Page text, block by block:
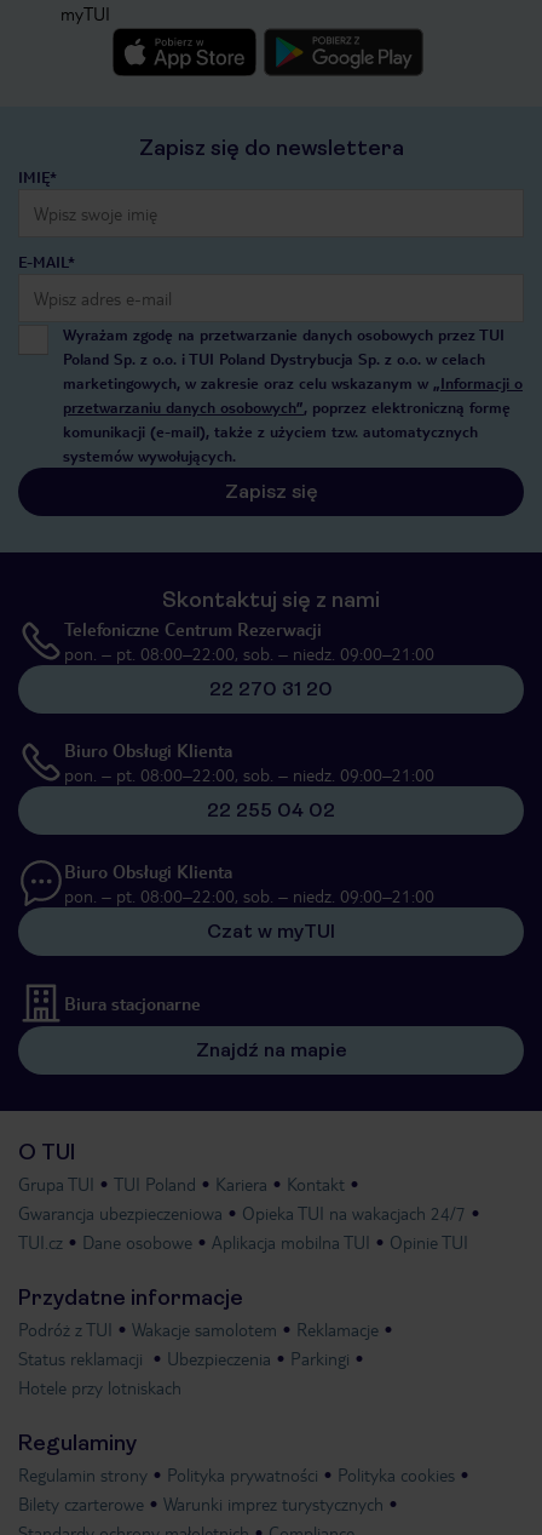
myTUI
Zapisz się do newslettera
IMIĘ*
E-MAIL*
Wyrażam zgodę na przetwarzanie danych osobowych przez TUI
Poland Sp. z o.o. i TUI Poland Dystrybucja Sp. z o.o. w celach
marketingowych, w zakresie oraz celu wskazanym w „Informacji o
przetwarzaniu danych osobowych”, poprzez elektroniczną formę
komunikacji (e-mail), także z użyciem tzw. automatycznych
systemów wywołujących.
Zapisz się
Skontaktuj się z nami
Telefoniczne Centrum Rezerwacji
pon. – pt. 08:00–22:00, sob. – niedz. 09:00–21:00
22 270 31 20
Biuro Obsługi Klienta
pon. – pt. 08:00–22:00, sob. – niedz. 09:00–21:00
22 255 04 02
Biuro Obsługi Klienta
pon. – pt. 08:00–22:00, sob. – niedz. 09:00–21:00
Czat w myTUI
Biura stacjonarne
Znajdź na mapie
O TUI
Grupa TUI TUI Poland Kariera
Kontakt
Gwarancja ubezpieczeniowa
Opieka TUI na wakacjach 24/7
TUI.cz
Dane osobowe Aplikacja mobilna TUI Opinie TUI
Przydatne informacje
Podróż z TUI Wakacje samolotem
Reklamacje
Status reklamacji
Ubezpieczenia
Parkingi
Hotele przy lotniskach
Regulaminy
Regulamin strony Polityka prywatności
Polityka cookies
Bilety czarterowe
Warunki imprez turystycznych